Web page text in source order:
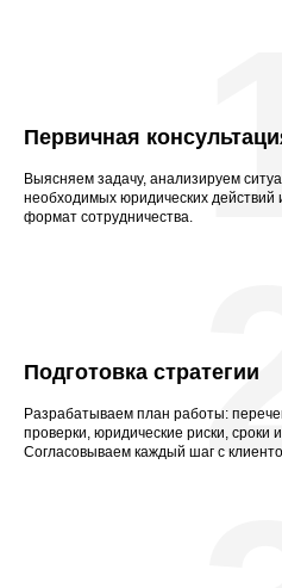
Первичная
Выясняем задачу, анализируем
необходимых юридических
формат сотрудничества.
Подготовка стратегии
Разрабатываем план работы:
проверки, юридические риски, сроки
Согласовываем каждый шаг с